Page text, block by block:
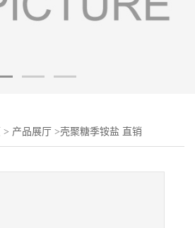
> 产品展厅 >壳聚糖季铵盐 直销